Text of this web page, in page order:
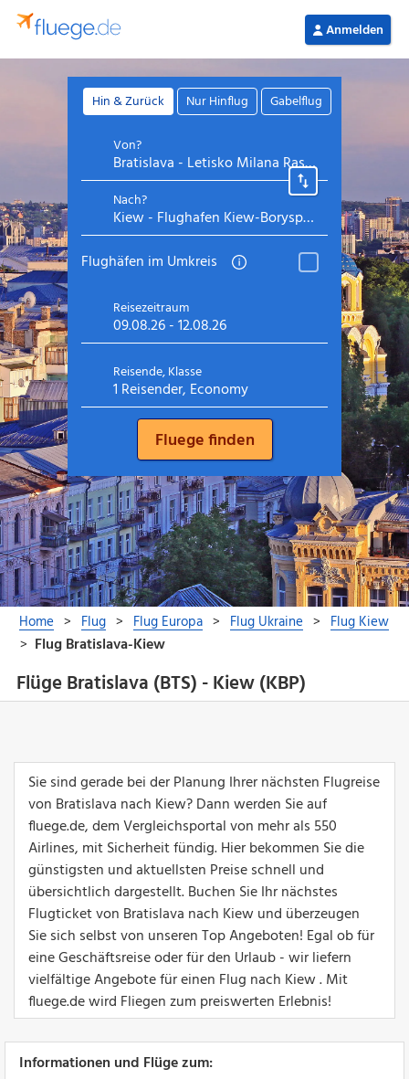
Flüge Bratislava (BTS) - Kiew (KBP)
Sie sind gerade bei der Planung Ihrer nächsten Flugreise
von Bratislava nach Kiew? Dann werden Sie auf
fluege.de, dem Vergleichsportal von mehr als 550
Airlines, mit Sicherheit fündig. Hier bekommen Sie die
günstigsten und aktuellsten Preise schnell und
übersichtlich dargestellt. Buchen Sie Ihr nächstes
Flugticket von Bratislava nach Kiew und überzeugen
Sie sich selbst von unseren Top Angeboten! Egal ob für
eine Geschäftsreise oder für den Urlaub - wir liefern
vielfältige Angebote für einen Flug nach Kiew . Mit
fluege.de wird Fliegen zum preiswerten Erlebnis!
Informationen und Flüge zum: